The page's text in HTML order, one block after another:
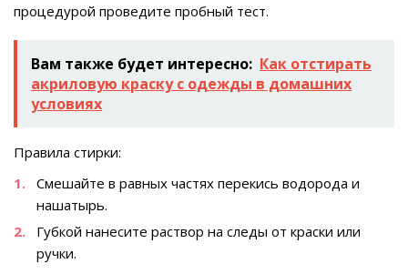
процедурой проведите пробный тест.
Вам также будет интересно: Как отстирать
акриловую краску с одежды в домашних
условиях
Правила стирки:
Смешайте в равных частях перекись водорода и
нашатырь.
Губкой нанесите раствор на следы от краски или
ручки.